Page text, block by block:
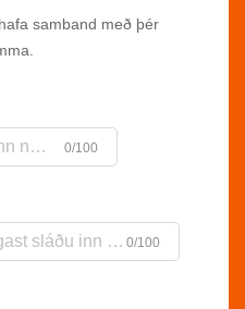
samband með þér
0/100
0/100